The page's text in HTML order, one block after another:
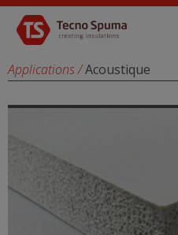
Español
Català
Français
Deutsch
Applications/Acoustique